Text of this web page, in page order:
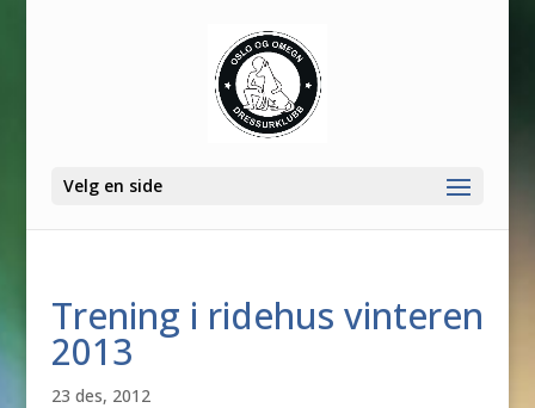
Velg en side
Trening i ridehus vinteren
2013
23 des, 2012